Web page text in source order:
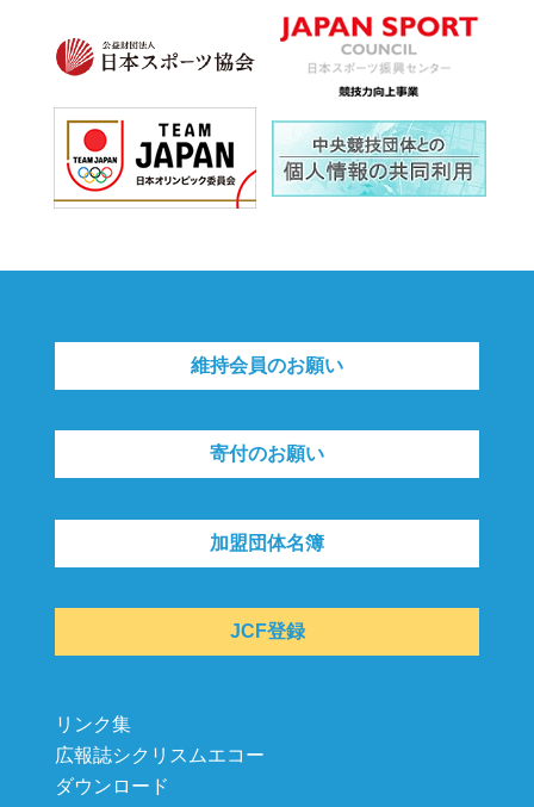
維持会員のお願い
寄付のお願い
加盟団体名簿
JCF登録
リンク集
広報誌シクリスムエコー
ダウンロード